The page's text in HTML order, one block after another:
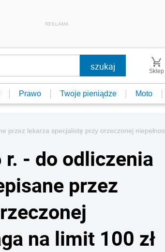
REKLAMA
Sklep
Prawo Twoje pieniądze Moto
lekarza specjalistę przy orzeczonej
- do odliczenia
przez
na limit 100 zł